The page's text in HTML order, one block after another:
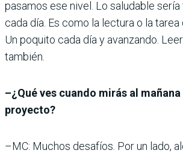
pasamos ese nivel. Lo saludable
cada día. Es como la lectura o la tarea
Un poquito cada día y avanzando.
también.
–¿Qué ves cuando mirás al
proyecto?
–MC: Muchos desafíos. Por un lado,